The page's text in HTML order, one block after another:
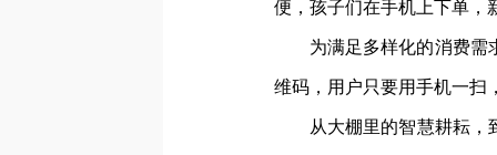
便，孩子们在手机上下单，
为满足多样化的消费需
维码，用户只要用手机一扫
从大棚里的智慧耕耘，